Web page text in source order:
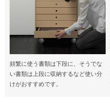
頻繁に使う書類は下段に、そうでな
い書類は上段に収納するなど使い分
けがおすすめです。